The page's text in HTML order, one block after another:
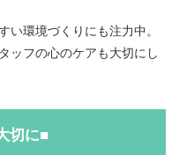
い環境づくりにも注力中。
ッフの心のケアも大切にし
切に■